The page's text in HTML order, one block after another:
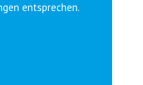
entsprechen.